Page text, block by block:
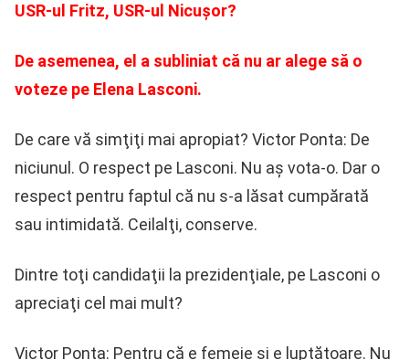
USR-ul Fritz, USR-ul Nicuşor?
De asemenea, el a subliniat că nu ar alege să o
voteze pe Elena Lasconi.
De care vă simţiţi mai apropiat? Victor Ponta: De
niciunul. O respect pe Lasconi. Nu aş vota-o. Dar o
respect pentru faptul că nu s-a lăsat cumpărată
sau intimidată. Ceilalţi, conserve.
Dintre toţi candidaţii la prezidenţiale, pe Lasconi o
apreciaţi cel mai mult?
Victor Ponta: Pentru că e femeie şi e luptătoare. Nu